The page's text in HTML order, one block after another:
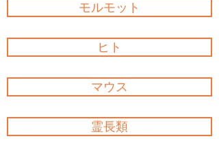
モルモット
ヒト
マウス
霊長類